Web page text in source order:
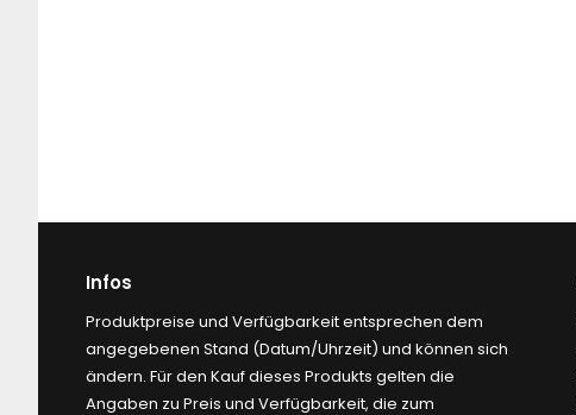
Infos
Produktpreise und Verfügbarkeit entsprechen dem
angegebenen Stand (Datum/Uhrzeit) und können sich
ändern. Für den Kauf dieses Produkts gelten die
Angaben zu Preis und Verfügbarkeit, die zum